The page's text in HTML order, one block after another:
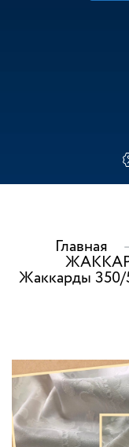
Главная
Жаккарды 350/